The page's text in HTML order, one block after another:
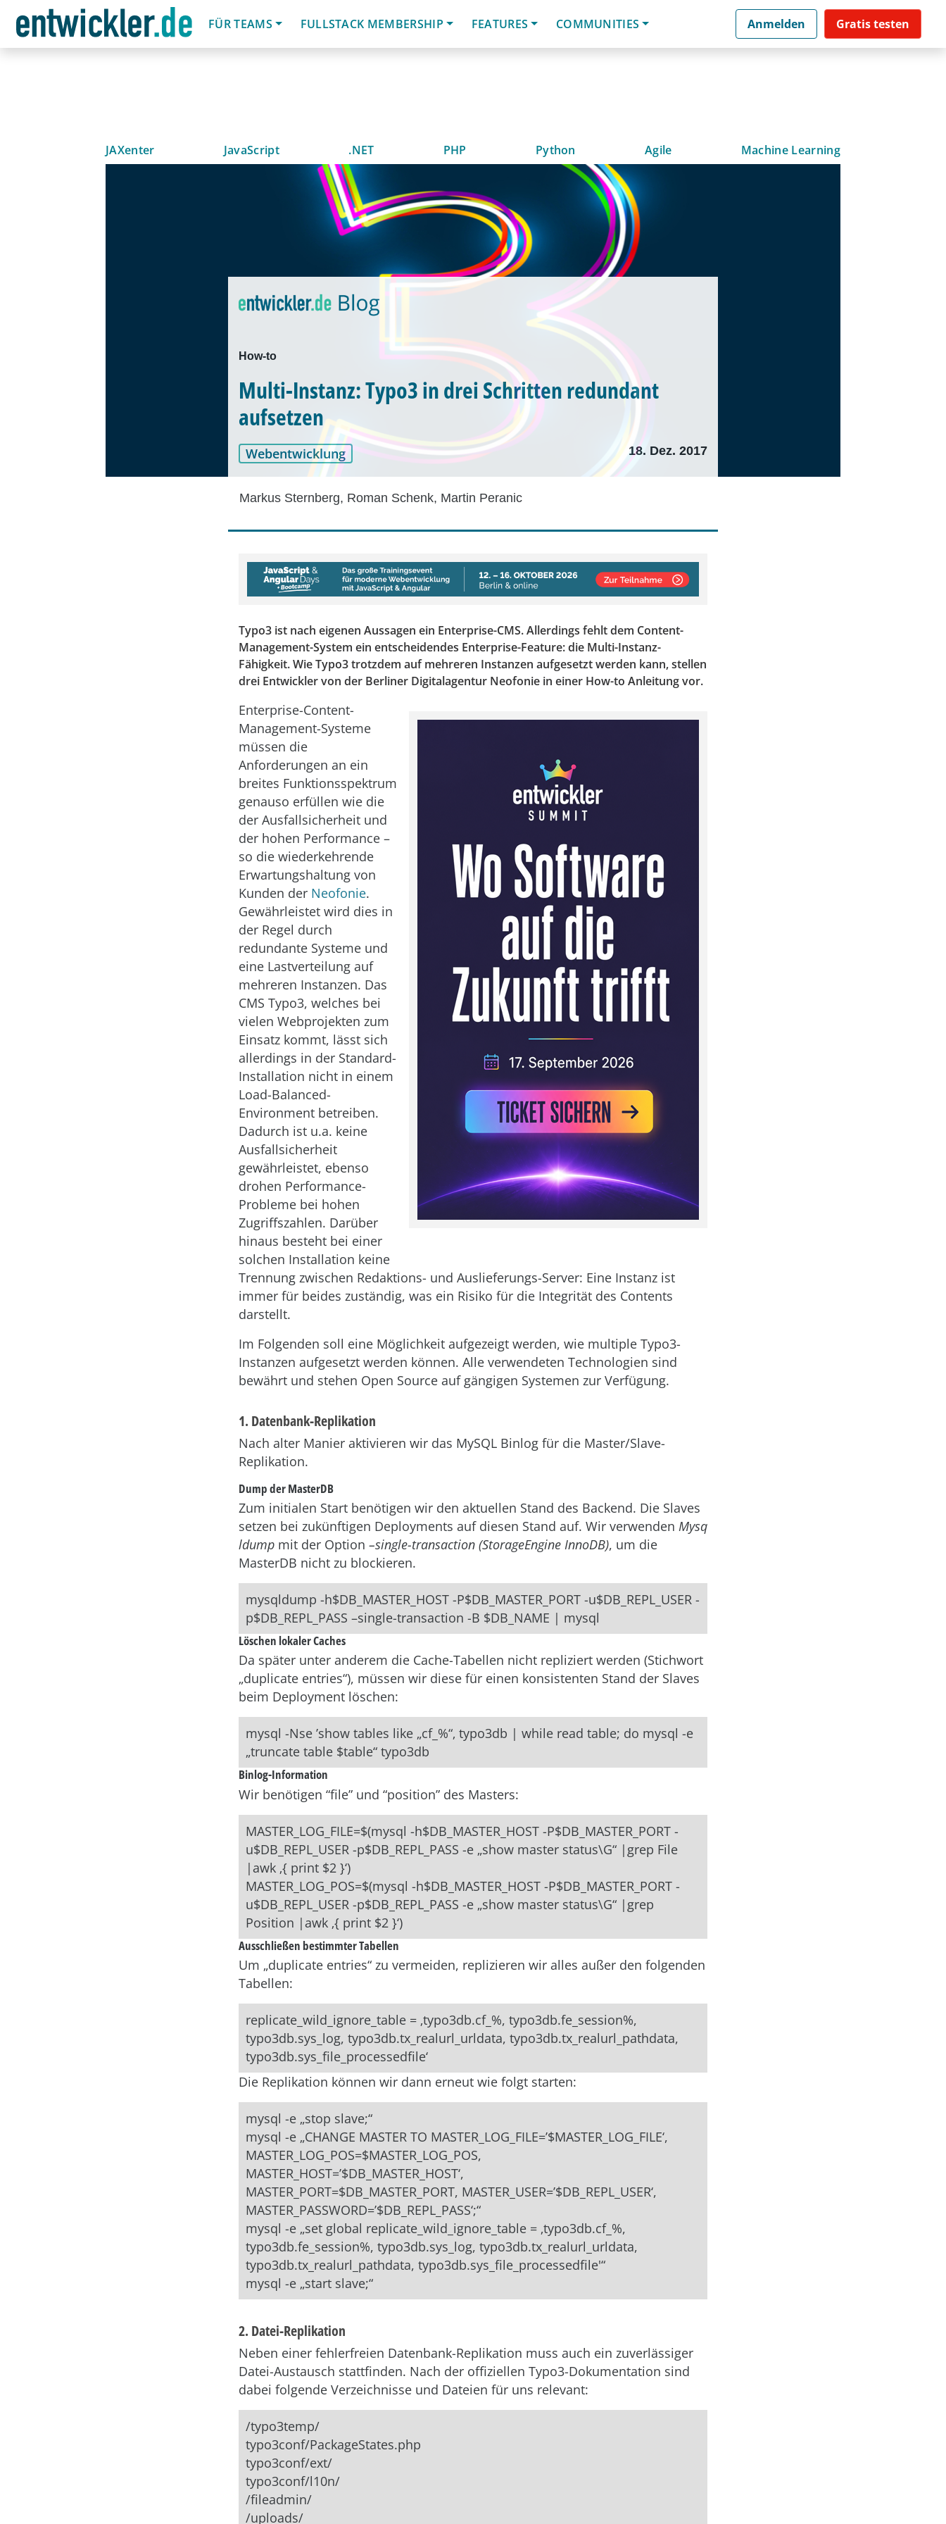
FÜR TEAMS
FULLSTACK MEMBERSHIP FEATURES COMMUNITIES Anmelden Gratis testen
JAXenter JavaScript .NET PHP Python Agile Machine Learning
How-to
Multi-Instanz: Typo3 in drei Schritten redundant
aufsetzen
Webentwicklung 18. Dez. 2017
Markus Sternberg, Roman Schenk, Martin Peranic
Typo3 ist nach eigenen Aussagen ein Enterprise-CMS. Allerdings fehlt dem Content-
Management-System ein entscheidendes Enterprise-Feature: die Multi-Instanz-
Fähigkeit. Wie Typo3 trotzdem auf mehreren Instanzen aufgesetzt werden kann, stellen
drei Entwickler von der Berliner Digitalagentur Neofonie in einer How-to Anleitung vor.
Enterprise-Content-
Management-Systeme
müssen die
Anforderungen an ein
breites Funktionsspektrum
genauso erfüllen wie die
der Ausfallsicherheit und
der hohen Performance –
so die wiederkehrende
Erwartungshaltung von
Kunden der Neofonie.
Gewährleistet wird dies in
der Regel durch
redundante Systeme und
eine Lastverteilung auf
mehreren Instanzen. Das
CMS Typo3, welches bei
vielen Webprojekten zum
Einsatz kommt, lässt sich
allerdings in der Standard-
Installation nicht in einem
Load-Balanced-
Environment betreiben.
Dadurch ist u.a. keine
Ausfallsicherheit
gewährleistet, ebenso
drohen Performance-
Probleme bei hohen
Zugriffszahlen. Darüber
hinaus besteht bei einer
solchen Installation keine
Trennung zwischen Redaktions- und Auslieferungs-Server: Eine Instanz ist
immer für beides zuständig, was ein Risiko für die Integrität des Contents
darstellt.
Im Folgenden soll eine Möglichkeit aufgezeigt werden, wie multiple Typo3-
Instanzen aufgesetzt werden können. Alle verwendeten Technologien sind
bewährt und stehen Open Source auf gängigen Systemen zur Verfügung.
1. Datenbank-Replikation
Nach alter Manier aktivieren wir das MySQL Binlog für die Master/Slave-
Replikation.
Dump der MasterDB
Zum initialen Start benötigen wir den aktuellen Stand des Backend. Die Slaves
setzen bei zukünftigen Deployments auf diesen Stand auf. Wir verwenden Mysq
ldump mit der Option –single-transaction (StorageEngine InnoDB), um die
MasterDB nicht zu blockieren.
mysqldump -h$DB_MASTER_HOST -P$DB_MASTER_PORT -u$DB_REPL_USER -
p$DB_REPL_PASS –single-transaction -B $DB_NAME | mysql
Löschen lokaler Caches
Da später unter anderem die Cache-Tabellen nicht repliziert werden (Stichwort
„duplicate entries“), müssen wir diese für einen konsistenten Stand der Slaves
beim Deployment löschen:
mysql -Nse ’show tables like „cf_%“‚ typo3db | while read table; do mysql -e
„truncate table $table“ typo3db
Binlog-Information
Wir benötigen “file” und “position” des Masters:
MASTER_LOG_FILE=$(mysql -h$DB_MASTER_HOST -P$DB_MASTER_PORT -
u$DB_REPL_USER -p$DB_REPL_PASS -e „show master status\G“ |grep File
|awk ‚{ print $2 }‘)
MASTER_LOG_POS=$(mysql -h$DB_MASTER_HOST -P$DB_MASTER_PORT -
u$DB_REPL_USER -p$DB_REPL_PASS -e „show master status\G“ |grep
Position |awk ‚{ print $2 }‘)
Ausschließen bestimmter Tabellen
Um „duplicate entries“ zu vermeiden, replizieren wir alles außer den folgenden
Tabellen:
replicate_wild_ignore_table = ‚typo3db.cf_%, typo3db.fe_session%,
typo3db.sys_log, typo3db.tx_realurl_urldata, typo3db.tx_realurl_pathdata,
typo3db.sys_file_processedfile‘
Die Replikation können wir dann erneut wie folgt starten:
mysql -e „stop slave;“
mysql -e „CHANGE MASTER TO MASTER_LOG_FILE=’$MASTER_LOG_FILE‘,
MASTER_LOG_POS=$MASTER_LOG_POS,
MASTER_HOST=’$DB_MASTER_HOST‘,
MASTER_PORT=$DB_MASTER_PORT, MASTER_USER=’$DB_REPL_USER‘,
MASTER_PASSWORD=’$DB_REPL_PASS‘;“
mysql -e „set global replicate_wild_ignore_table = ‚typo3db.cf_%,
typo3db.fe_session%, typo3db.sys_log, typo3db.tx_realurl_urldata,
typo3db.tx_realurl_pathdata, typo3db.sys_file_processedfile'“
mysql -e „start slave;“
2. Datei-Replikation
Neben einer fehlerfreien Datenbank-Replikation muss auch ein zuverlässiger
Datei-Austausch stattfinden. Nach der offiziellen Typo3-Dokumentation sind
dabei folgende Verzeichnisse und Dateien für uns relevant:
/typo3temp/
typo3conf/PackageStates.php
typo3conf/ext/
typo3conf/l10n/
/fileadmin/
/uploads/